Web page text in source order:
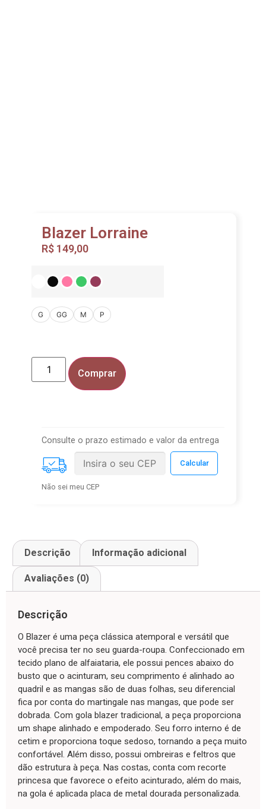
Blazer Lorraine
R$ 149,00
G GG M P
Comprar
Consulte o prazo estimado e valor da entrega
Não sei meu CEP
Descrição Informação adicional
Avaliações (0)
Descrição
O Blazer é uma peça clássica atemporal e versátil que
você precisa ter no seu guarda-roupa. Confeccionado em
tecido plano de alfaiataria, ele possui pences abaixo do
busto que o acinturam, seu comprimento é alinhado ao
quadril e as mangas são de duas folhas, seu diferencial
fica por conta do martingale nas mangas, que pode ser
dobrada. Com gola blazer tradicional, a peça proporciona
um shape alinhado e empoderado. Seu forro interno é de
cetim e proporciona toque sedoso, tornando a peça muito
confortável. Além disso, possui ombreiras e feltros que
dão estrutura à peça. Nas costas, conta com recorte
princesa que favorece o efeito acinturado, além do mais,
na gola é aplicada placa de metal dourada personalizada.